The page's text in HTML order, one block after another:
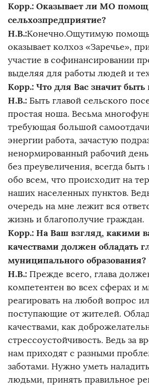
Корр.: Оказывает ли МО
сельхозпредприятие?
Н.В.:Конечно.Ощутимую
оказывает колхоз «Заречье»,
участие в софинансировании
выделяя для работы людей и
Корр.: Что для Вас значит быть
Н.В.: Быть главой сельского
простая ноша. Весьма
требующая большой
энергии работа, зачастую
ненормированный рабочий
без преувеличения, всегда быть
обо всем, что происходит на
наших населенных пунктов.
очередь на мне лежит вся
жизнь и благополучие граждан.
Корр.: На Ваш взгляд, какими
качествами должен обладать
муниципального образования?
Н.В.: Прежде всего, глава
компетентен во всех сферах и
реагировать на любой вопрос
поступающие от жителей.
качествами, как
стрессоустойчивость. Ведь за
нам приходят с разными
заботами. Нужно уметь
людьми, принять правильное